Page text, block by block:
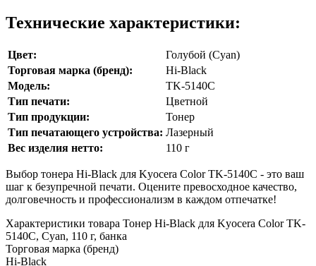
Технические характеристики:
Цвет:
Голубой (Cyan)
Торговая марка (бренд):
Hi-Black
Модель:
TK-5140C
Тип печати:
Цветной
Тип продукции:
Тонер
Тип печатающего устройства: Лазерный
Вес изделия нетто:
110 г
Выбор тонера Hi-Black для Kyocera Color TK-5140C - это ваш
шаг к безупречной печати. Оцените превосходное качество,
долговечность и профессионализм в каждом отпечатке!
Характеристики товара Тонер Hi-Black для Kyocera Color TK-
5140C, Сyan, 110 г, банка
Торговая марка (бренд)
Hi-Black